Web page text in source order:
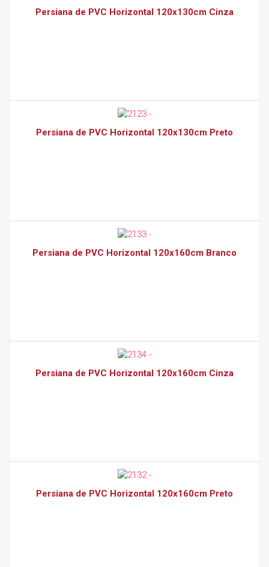
Persiana de PVC Horizontal 120x130cm Cinza
Persiana de PVC Horizontal 120x130cm Preto
Persiana de PVC Horizontal 120x160cm Branco
Persiana de PVC Horizontal 120x160cm Cinza
Persiana de PVC Horizontal 120x160cm Preto